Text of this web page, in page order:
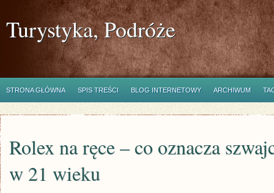
Turystyka, Podróże
STRONA GŁÓWNA SPIS TREŚCI BLOG INTERNETOWY ARCHIWUM
Rolex na ręce – co oznacza
w 21 wieku